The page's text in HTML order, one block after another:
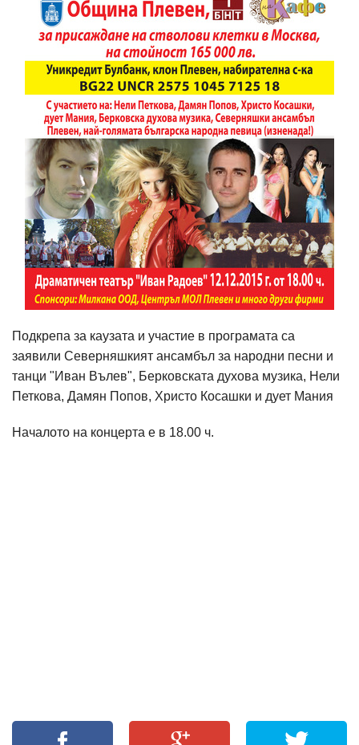
Подкрепа за каузата и участие в програмата са
заявили Северняшкият ансамбъл за народни песни и
танци "Иван Вълев", Берковската духова музика, Нели
Петкова, Дамян Попов, Христо Косашки и дует Мания
Началото на концерта е в 18.00 ч.